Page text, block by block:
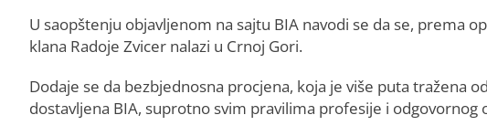
U saopštenju objavljenom na sajtu BIA navodi se da se, prema
klana Radoje Zvicer nalazi u Crnoj Gori.
Dodaje se da bezbjednosna procjena, koja je više puta tražena
dostavljena BIA, suprotno svim pravilima profesije i odgovornog